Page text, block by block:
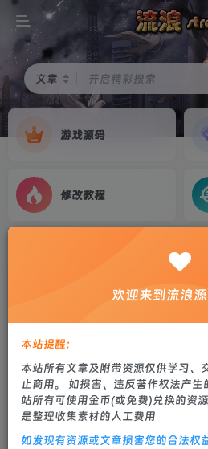
文章 开启精彩搜索
游戏源码
修改教程
中变服务端+双端+教程
5个月前更新
欢迎来到流浪源
本站提醒：
本站所有文章及附带资源仅供学习、
止商用。 如损害、违反著作权法产
站所有可使用金币(或免费)兑换的资
是整理收集素材的人工费用
如发现有资源或文章损害您的合法权